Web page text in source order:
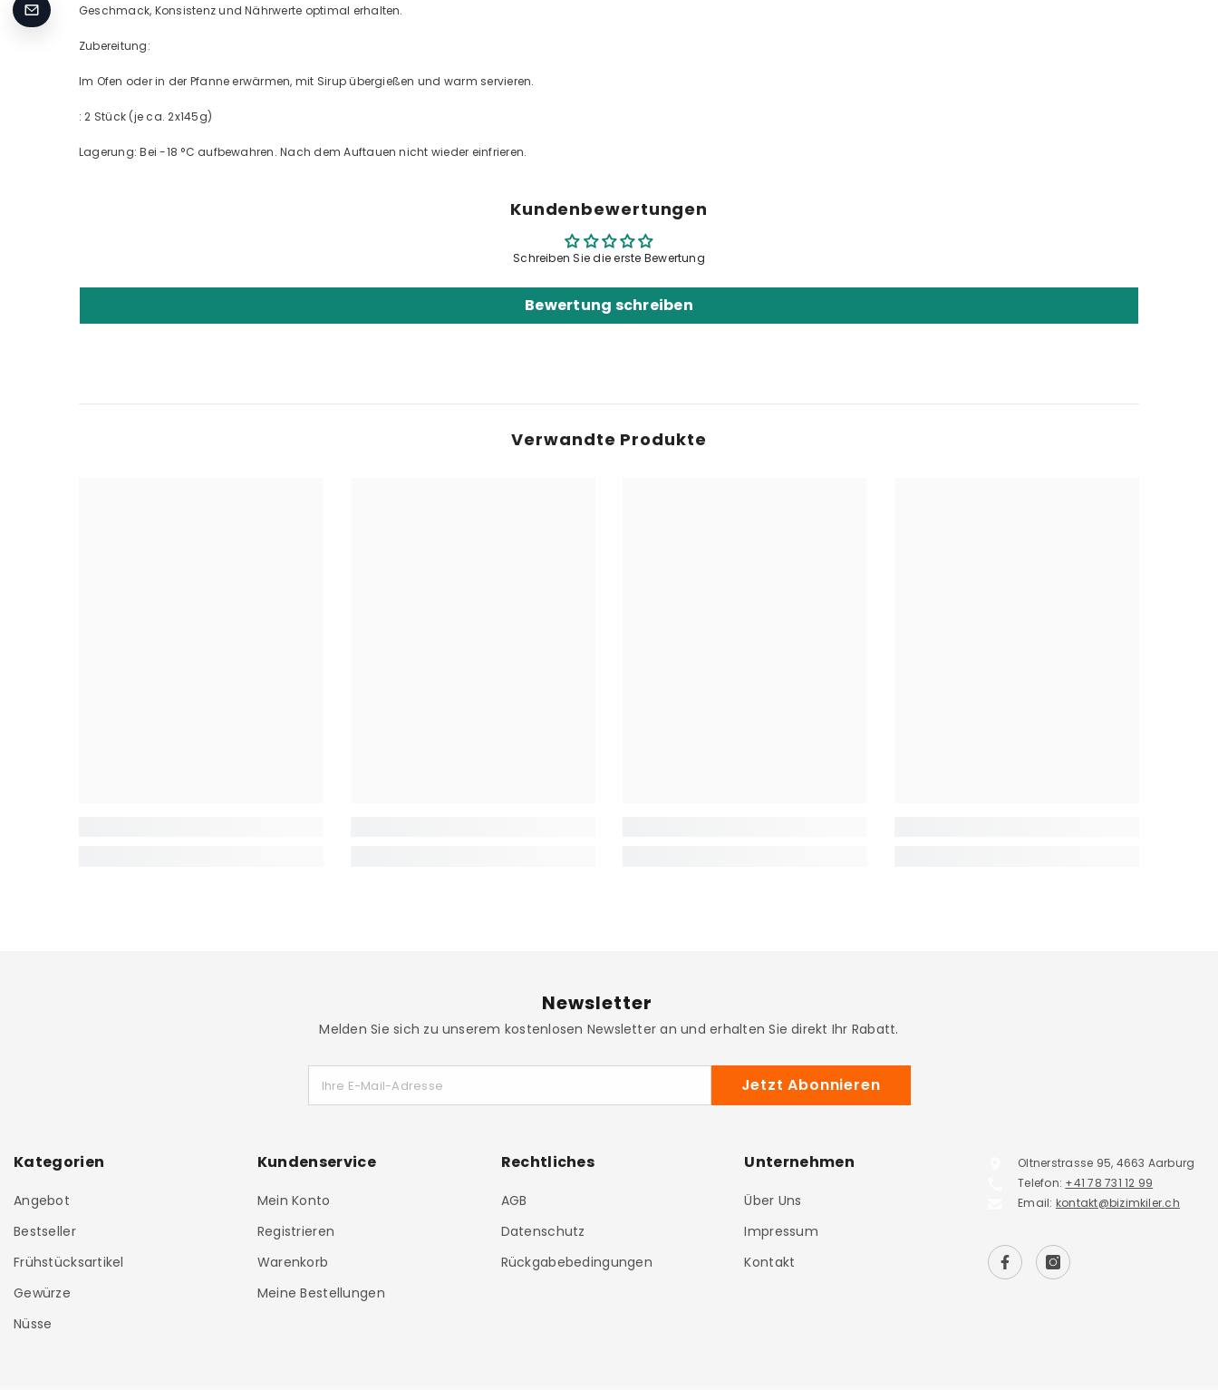
Geschmack, Konsistenz und Nährwerte optimal erhalten.
Zubereitung:
Im Ofen oder in der Pfanne erwärmen, mit Sirup übergießen und warm servieren.
: 2 Stück (je ca. 2x145g)
Lagerung: Bei -18 °C aufbewahren. Nach dem Auftauen nicht wieder einfrieren.
Kundenbewertungen
Schreiben Sie die erste Bewertung
Bewertung schreiben
Verwandte Produkte
Newsletter
Melden Sie sich zu unserem kostenlosen Newsletter an und erhalten Sie direkt Ihr Rabatt.
Ihre E-Mail-Adresse Jetzt Abonnieren
Kategorien
Angebot
Bestseller
Frühstücksartikel
Gewürze
Nüsse
Kundenservice
Mein Konto
Registrieren
Warenkorb
Meine Bestellungen
Rechtliches
AGB
Datenschutz
Rückgabebedingungen
Unternehmen
Über Uns
Impressum
Kontakt
Oltnerstrasse 95, 4663 Aarburg
Telefon: +41 78 731 12 99
Email: kontakt@bizimkiler.ch